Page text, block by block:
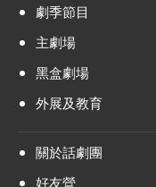
劇季節目
主劇場
黑盒劇場
外展及教育
關於話劇團
好友營